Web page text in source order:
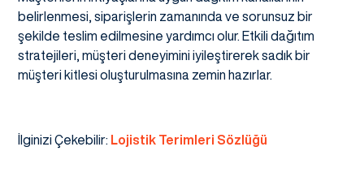
belirlenmesi, siparişlerin zamanında ve sorunsuz bir
şekilde teslim edilmesine yardımcı olur. Etkili dağıtım
stratejileri, müşteri deneyimini iyileştirerek sadık bir
müşteri kitlesi oluşturulmasına zemin hazırlar.
İlginizi Çekebilir: Lojistik Terimleri Sözlüğü